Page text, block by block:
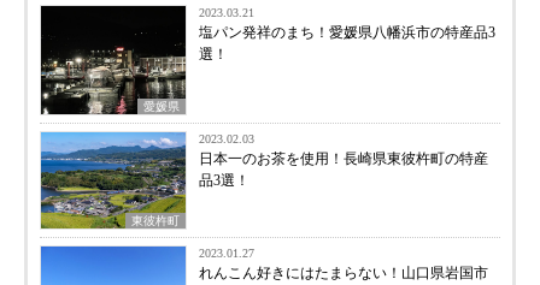
愛媛県
2023.03.21
塩パン発祥のまち！愛媛県八幡浜市の特産品3
選！
東彼杵町
2023.02.03
日本一のお茶を使用！長崎県東彼杵町の特産
品3選！
2023.01.27
れんこん好きにはたまらない！山口県岩国市